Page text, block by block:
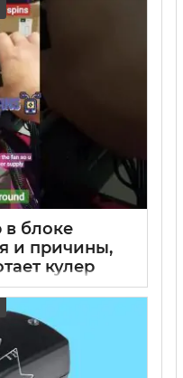
в блоке
и причины,
кулер